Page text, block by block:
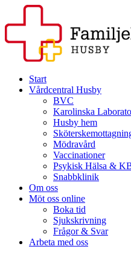
Start
Vårdcentral Husby
BVC
Karolinska
Husby hem
Mödravård
Vaccinationer
Psykisk Hälsa &
Snabbklinik
Om oss
Möt oss online
Boka tid
Sjukskrivning
Frågor & Svar
Arbeta med oss